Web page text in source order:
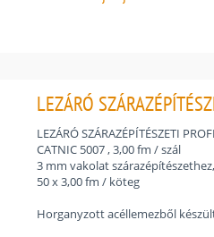
LEZÁRÓ
LEZÁRÓ SZÁRAZÉPÍTÉSZETI
CATNIC 5007 , 3,00 fm / szál
3 mm vakolat
50 x 3,00 fm / köteg
Horganyzott acéllemezből